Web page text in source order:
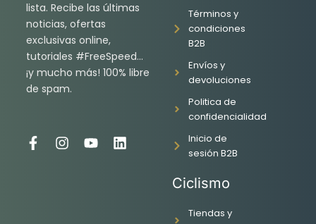
lista. Recibe las últimas
noticias, ofertas
exclusivas online,
tutoriales #FreeSpeed…
¡y mucho más! 100% libre
de spam.
F
I
Y
L
Términos y
condiciones
B2B
Envíos y
devoluciones
Politica de
confidencialidad
Inicio de
sesión B2B
Ciclismo
Tiendas y